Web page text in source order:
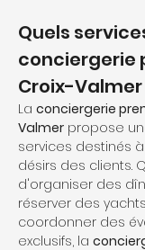
Quels
conciergerie
Croix-Valmer
La conciergerie
Valmer propose
services destinés
désirs des clients.
d'organiser des
réserver des
coordonner des
exclusifs, la